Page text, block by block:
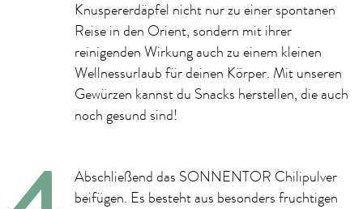
Knuspererdäpfel nicht nur zu einer spontanen
Reise in den Orient, sondern mit ihrer
reinigenden Wirkung auch zu einem kleinen
Wellnessurlaub für deinen Körper. Mit unseren
Gewürzen kannst du Snacks herstellen, die auch
noch gesund sind!
Abschließend das SONNENTOR Chilipulver
beifügen. Es besteht aus besonders fruchtigen